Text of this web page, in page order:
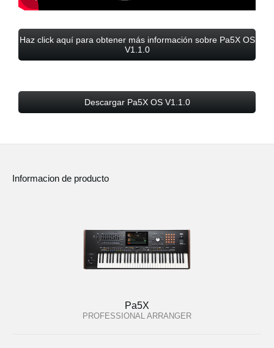
Haz click aquí para obtener más información sobre Pa5X OS
V1.1.0
Descargar Pa5X OS V1.1.0
Informacion de producto
Pa5X
PROFESSIONAL ARRANGER